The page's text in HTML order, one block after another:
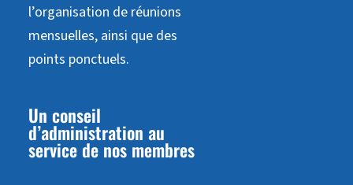
l’organisation de réunions
mensuelles, ainsi que des
points ponctuels.
Un conseil
d’administration au
service de nos membres